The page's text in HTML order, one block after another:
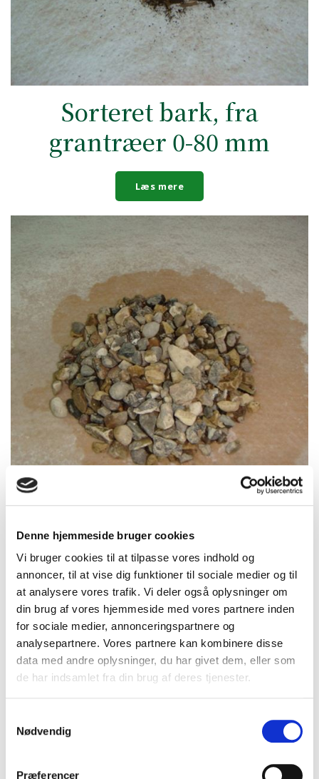
Denne hjemmeside bruger cookies
Vi bruger cookies til at tilpasse vores indhold og
annoncer, til at vise dig funktioner til sociale medier og til
at analysere vores trafik. Vi deler også oplysninger om
din brug af vores hjemmeside med vores partnere inden
for sociale medier, annonceringspartnere og
analysepartnere. Vores partnere kan kombinere disse
data med andre oplysninger, du har givet dem, eller som
de har indsamlet fra din brug af deres tjenester.
Nødvendig
Præferencer
Sorteret bark, fra
grantræer 0-80 mm
Læs mere
Bakke grus, vasket 4-18
mm
Læs mere